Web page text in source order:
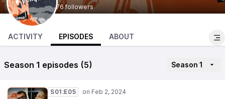
76 followers
ACTIVITY EPISODES ABOUT
Season 1 episodes (5) Season 1
S01:E05